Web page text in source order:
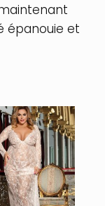
épanouie et